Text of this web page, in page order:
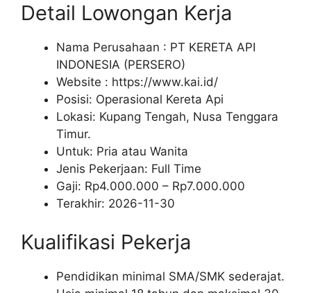
Detail Lowongan Kerja
Nama Perusahaan : PT KERETA API
INDONESIA (PERSERO)
Website : https://www.kai.id/
Posisi: Operasional Kereta Api
Lokasi: Kupang Tengah, Nusa Tenggara
Timur.
Untuk: Pria atau Wanita
Jenis Pekerjaan: Full Time
Gaji: Rp4.000.000 – Rp7.000.000
Terakhir: 2026-11-30
Kualifikasi Pekerja
Pendidikan minimal SMA/SMK sederajat.